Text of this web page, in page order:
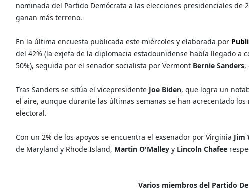
nominada del Partido Demócrata a las elecciones presidenciales de
ganan más terreno.
En la última encuesta publicada este miércoles y elaborada por
del 42% (la exjefa de la diplomacia estadounidense había llegado a
50%), seguida por el senador socialista por Vermont Bernie Sanders,
Tras Sanders se sitúa el vicepresidente Joe Biden, que logra un
el aire, aunque durante las últimas semanas se han acrecentado
electoral.
Con un 2% de los apoyos se encuentra el exsenador por Virginia Jim
de Maryland y Rhode Island, Martin O'Malley y Lincoln Chafee
Varios miembros del Partido